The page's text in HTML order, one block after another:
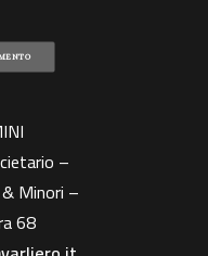
–
Minori –
68